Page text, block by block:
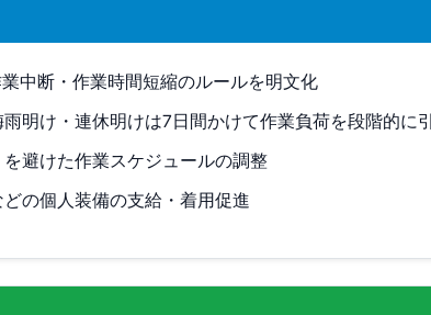
中断・作業時間短縮のルールを明文化
明け・連休明けは7日間かけて作業負荷を段階的に引
避けた作業スケジュールの調整
の個人装備の支給・着用促進